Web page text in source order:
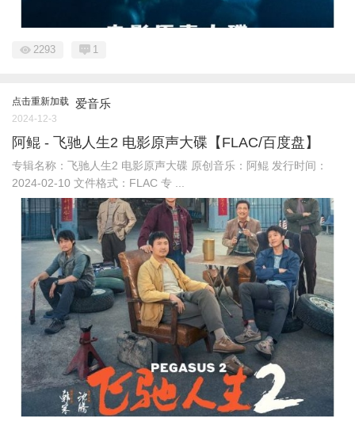
2293 1
点击重新加载 爱音乐
2024-12-3
阿鲲 - 飞驰人生2 电影原声大碟【FLAC/百度盘】
专辑名称：飞驰人生2 电影原声大碟 原创音乐：阿鲲 发行时间：
2024-02-10 文件格式：FLAC 专 ...